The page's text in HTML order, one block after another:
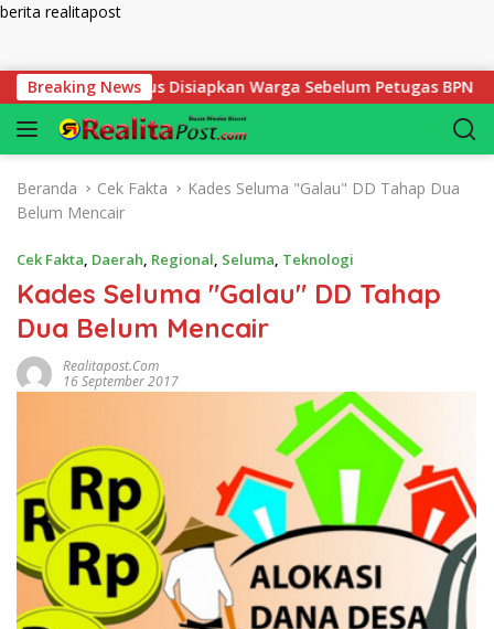
berita realitapost
Breaking News
yang Harus Disiapkan Warga Sebelum Petugas BPN Ukur
Beranda Cek Fakta
Kades Seluma "Galau" DD Tahap Dua
Belum Mencair
Cek Fakta, Daerah, Regional, Seluma, Teknologi
Kades Seluma "Galau" DD Tahap
Dua Belum Mencair
Realitapost.com
16 September 2017